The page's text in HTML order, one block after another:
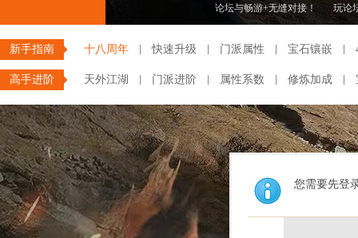
论坛与畅游+无缝对接！ 玩论
新手指南 十八周年 快速升级 门派属性 宝石镶嵌
高手进阶 天外江湖 门派进阶 属性系数 修炼加成
您需要先登